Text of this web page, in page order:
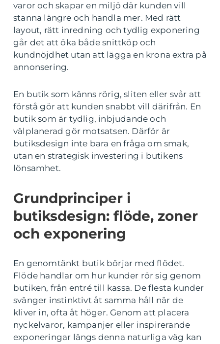
varor och skapar en miljö där kunden vill
stanna längre och handla mer. Med rätt
layout, rätt inredning och tydlig exponering
går det att öka både snittköp och
kundnöjdhet utan att lägga en krona extra på
annonsering.
En butik som känns rörig, sliten eller svår att
förstå gör att kunden snabbt vill därifrån. En
butik som är tydlig, inbjudande och
välplanerad gör motsatsen. Därför är
butiksdesign inte bara en fråga om smak,
utan en strategisk investering i butikens
lönsamhet.
Grundprinciper i
butiksdesign: flöde, zoner
och exponering
En genomtänkt butik börjar med flödet.
Flöde handlar om hur kunder rör sig genom
butiken, från entré till kassa. De flesta kunder
svänger instinktivt åt samma håll när de
kliver in, ofta åt höger. Genom att placera
nyckelvaror, kampanjer eller inspirerande
exponeringar längs denna naturliga väg kan